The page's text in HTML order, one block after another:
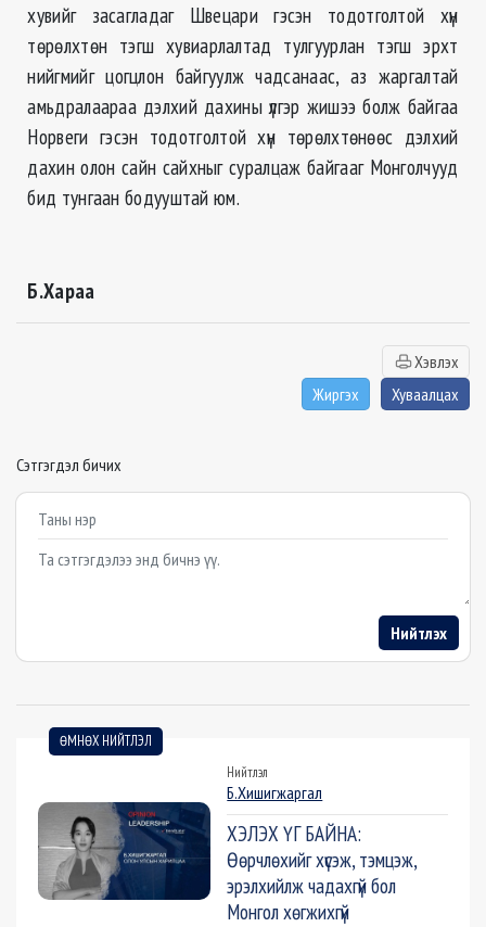
хувийг засагладаг Швецари гэсэн тодотголтой хүн
төрөлхтөн тэгш хувиарлалтад тулгуурлан тэгш эрхт
нийгмийг цогцлон байгуулж чадсанаас, аз жаргалтай
амьдралаараа дэлхий дахины үлгэр жишээ болж байгаа
Норвеги гэсэн тодотголтой хүн төрөлхтөнөөс дэлхий
дахин олон сайн сайхныг суралцаж байгааг Монголчууд
бид тунгаан бодууштай юм.
Б.Хараа
Хэвлэх
Жиргэх
Хуваалцах
Сэтгэгдэл бичих
Example textarea
Нийтлэх
ӨМНӨХ НИЙТЛЭЛ
Нийтлэл
Б.Хишигжаргал
ХЭЛЭХ ҮГ БАЙНА:
Өөрчлөхийг хүсэж, тэмцэж,
эрэлхийлж чадахгүй бол
Монгол хөгжихгүй